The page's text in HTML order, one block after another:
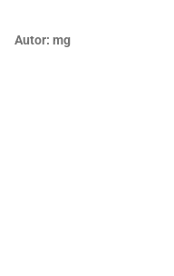
Autor: mg